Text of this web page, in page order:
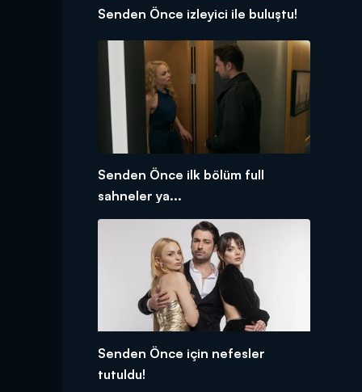
Senden Önce izleyici ile buluştu!
Senden Önce ilk bölüm full
sahneler ya...
Senden Önce için nefesler
tutuldu!